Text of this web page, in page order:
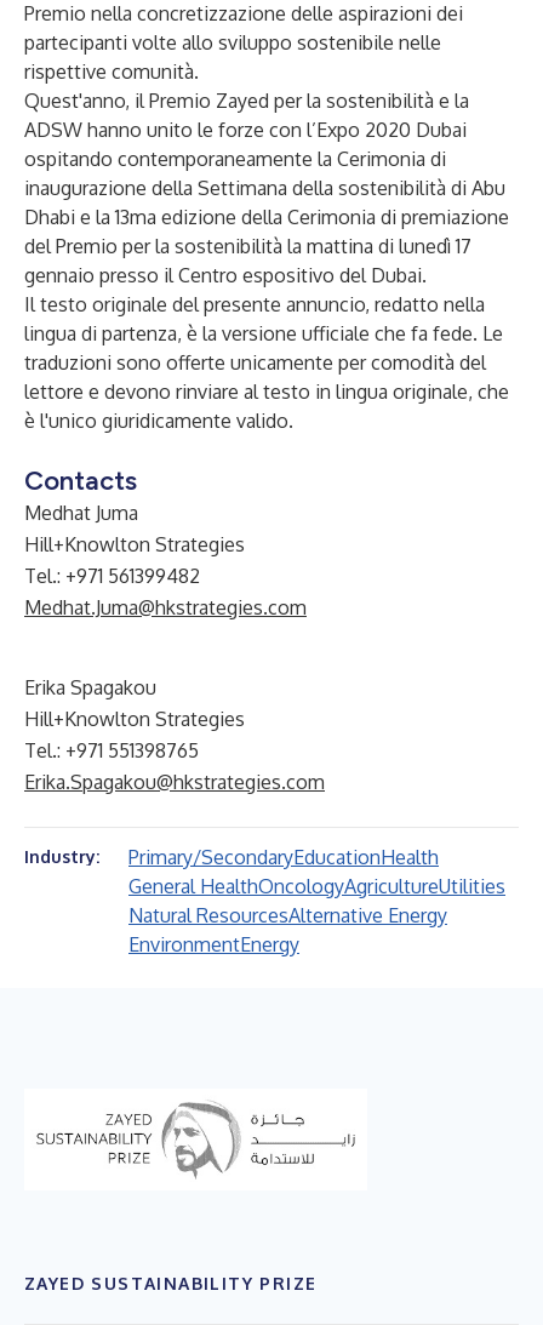
Premio nella concretizzazione delle aspirazioni dei
partecipanti volte allo sviluppo sostenibile nelle
rispettive comunità.
Quest'anno, il Premio Zayed per la sostenibilità e la
ADSW hanno unito le forze con l’Expo 2020 Dubai
ospitando contemporaneamente la Cerimonia di
inaugurazione della Settimana della sostenibilità di Abu
Dhabi e la 13ma edizione della Cerimonia di premiazione
del Premio per la sostenibilità la mattina di lunedì 17
gennaio presso il Centro espositivo del Dubai.
Il testo originale del presente annuncio, redatto nella
lingua di partenza, è la versione ufficiale che fa fede. Le
traduzioni sono offerte unicamente per comodità del
lettore e devono rinviare al testo in lingua originale, che
è l'unico giuridicamente valido.
Contacts
Medhat Juma
Hill+Knowlton Strategies
Tel.: +971 561399482
Medhat.Juma@hkstrategies.com
Erika Spagakou
Hill+Knowlton Strategies
Tel.: +971 551398765
Erika.Spagakou@hkstrategies.com
Industry: Primary/SecondaryEducationHealth
General HealthOncologyAgricultureUtilities
Natural ResourcesAlternative Energy
EnvironmentEnergy
ZAYED SUSTAINABILITY PRIZE